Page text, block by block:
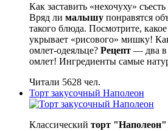
Как заставить «нехочуху» съесть
Вряд ли малышу понравятся
такого блюда. Посмотрите,
укрывает «рисового» мишку!
омлет-одеяльце? Рецепт — два в
омлет! Ингредиенты самые
Читали 5628 чел.
Торт закусочный Наполеон
Классический торт "Наполеон"